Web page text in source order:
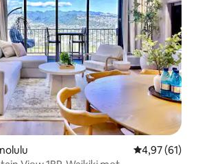
Gemiddelde
4,97 (61)